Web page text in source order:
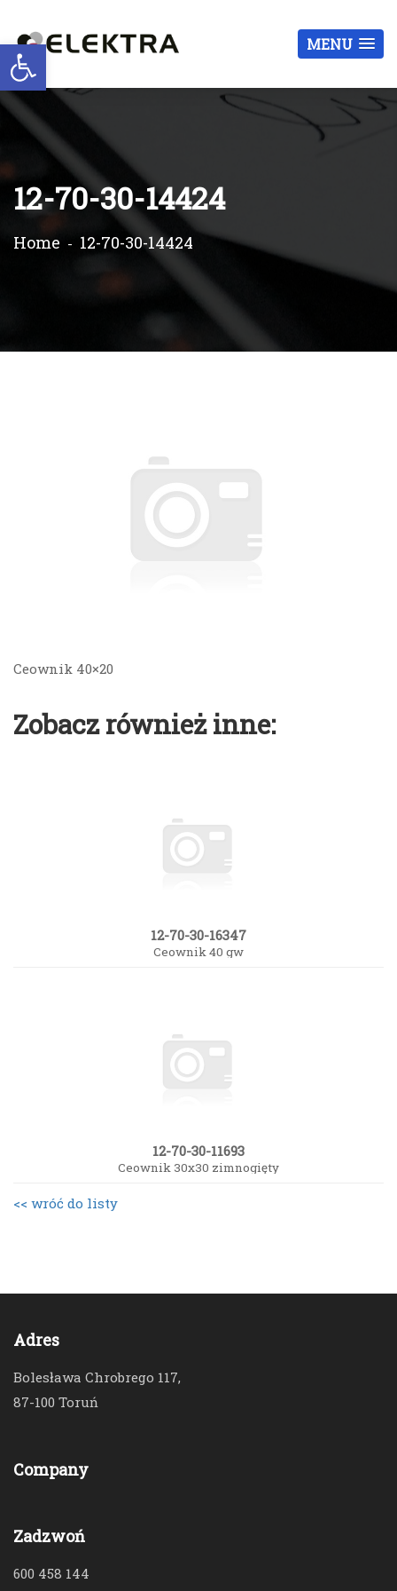
Otwórz pasek narzędzi MENU
12-70-30-14424
Home 12-70-30-14424
Ceownik 40×20
Zobacz również inne:
12-70-30-16347
Ceownik 40 gw
12-70-30-11693
Ceownik 30x30 zimnogięty
<< wróć do listy
Adres
Bolesława Chrobrego 117,
87-100 Toruń
Company
Zadzwoń
600 458 144